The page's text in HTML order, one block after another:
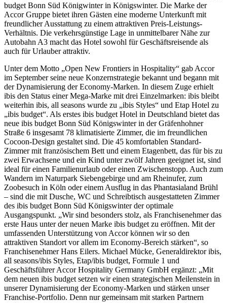
budget Bonn Süd Königwinter in Königswinter. Die Marke der
Accor Gruppe bietet ihren Gästen eine moderne Unterkunft mit
freundlicher Ausstattung zu einem attraktiven Preis-Leistungs-
Verhältnis. Die verkehrsgünstige Lage in unmittelbarer Nähe zur
Autobahn A3 macht das Hotel sowohl für Geschäftsreisende als
auch für Urlauber attraktiv.
Unter dem Motto „Open New Frontiers in Hospitality“ gab Accor
im September seine neue Konzernstrategie bekannt und begann mit
der Dynamisierung der Economy-Marken. In diesem Zuge erhielt
ibis den Status einer Mega-Marke mit drei Einzelmarken: ibis bleibt
weiterhin ibis, all seasons wurde zu „ibis Styles“ und Etap Hotel zu
„ibis budget“. Als erstes ibis budget Hotel in Deutschland bietet das
neue ibis budget Bonn Süd Königswinter in der Gräfenhohner
Straße 6 insgesamt 78 klimatisierte Zimmer, die im freundlichen
Cocoon-Design gestaltet sind. Die 45 komfortablen Standard-
Zimmer mit französischem Bett und einem Etagenbett, das für bis zu
zwei Erwachsene und ein Kind unter zwölf Jahren geeignet ist, sind
ideal für einen Familienurlaub oder einen Zwischenstopp. Auch zum
Wandern im Naturpark Siebengebirge und am Rheinufer, zum
Zoobesuch in Köln oder einem Ausflug in das Phantasialand Brühl
– sind die mit Dusche, WC und Schreibtisch ausgestatteten Zimmer
des ibis budget Bonn Süd Königswinter der optimale
Ausgangspunkt. „Wir sind besonders stolz, als Franchisenehmer das
erste Haus unter der neuen Marke ibis budget zu eröffnen. Mit der
umfassenden Unterstützung von Accor können wir so den
attraktiven Standort vor allem im Economy-Bereich stärken“, so
Franchisenehmer Hans Eilers. Michael Mücke, Generaldirektor ibis,
all seasons/ibis Styles, Etap/ibis budget, Formule 1 und
Geschäftsführer Accor Hospitality Germany GmbH ergänzt: „Mit
dem neuen ibis budget setzen wir einen strategischen Meilenstein in
unserer Dynamisierung der Economy-Marken und stärken unser
Franchise-Portfolio. Denn nur gemeinsam mit starken Partnern